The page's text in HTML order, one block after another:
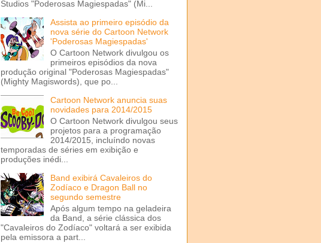
Studios "Poderosas Magiespadas" (Mi...
Assista ao primeiro episódio da
nova série do Cartoon Network
'Poderosas Magiespadas'
O Cartoon Network divulgou os
primeiros episódios da nova
produção original "Poderosas Magiespadas"
(Mighty Magiswords), que po...
Cartoon Network anuncia suas
novidades para 2014/2015
O Cartoon Network divulgou seus
projetos para a programação
2014/2015, incluíndo novas
temporadas de séries em exibição e
produções inédi...
Band exibirá Cavaleiros do
Zodíaco e Dragon Ball no
segundo semestre
Após algum tempo na geladeira
da Band, a série clássica dos
"Cavaleiros do Zodíaco" voltará a ser exibida
pela emissora a part...